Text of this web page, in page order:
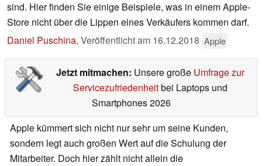
sind. Hier finden Sie einige Beispiele, was in einem Apple-
Store nicht über die Lippen eines Verkäufers kommen darf.
Daniel Puschina, Veröffentlicht am 16.12.2018 Apple
Jetzt mitmachen: Unsere große Umfrage zur
Servicezufriedenheitbei Laptops und
Smartphones 2026
Apple kümmert sich nicht nur sehr um seine Kunden,
sondern legt auch großen Wert auf die Schulung der
Mitarbeiter. Doch hier zählt nicht allein die